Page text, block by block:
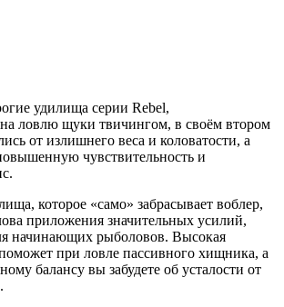
удилища серии Rebel,
ловлю щуки твичингом, в своём втором
от излишнего веса и коловатости, а
чувствительность и
которое «само» забрасывает воблер,
приложения значительных усилий,
начинающих рыболовов. Высокая
при ловле пассивного хищника, а
балансу вы забудете об усталости от